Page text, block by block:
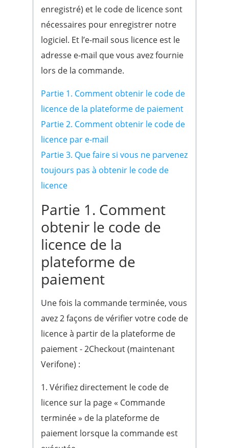
enregistré) et le code de licence sont
nécessaires pour enregistrer notre
logiciel. Et l’e-mail sous licence est le
adresse e-mail que vous avez fournie
lors de la commande.
Partie 1. Comment obtenir le code de
licence de la plateforme de paiement
Partie 2. Comment obtenir le code de
licence par e-mail
Partie 3. Que faire si vous ne parvenez
toujours pas à obtenir le code de
licence
Partie 1. Comment
obtenir le code de
licence de la
plateforme de
paiement
Une fois la commande terminée, vous
avez 2 façons de vérifier votre code de
licence à partir de la plateforme de
paiement - 2Checkout (maintenant
Verifone) :
1. Vérifiez directement le code de
licence sur la page « Commande
terminée » de la plateforme de
paiement lorsque la commande est